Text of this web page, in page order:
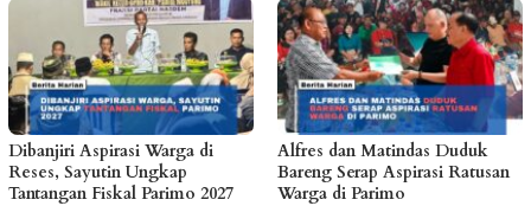
Dibanjiri Aspirasi Warga di
Reses, Sayutin Ungkap
Tantangan Fiskal Parimo 2027
Alfres dan Matindas Duduk
Bareng Serap Aspirasi Ratusan
Warga di Parimo